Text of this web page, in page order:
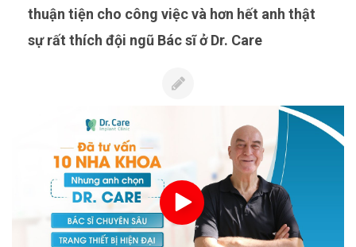
thuận tiện cho công việc và hơn hết anh thật
sự rất thích đội ngũ Bác sĩ ở Dr. Care